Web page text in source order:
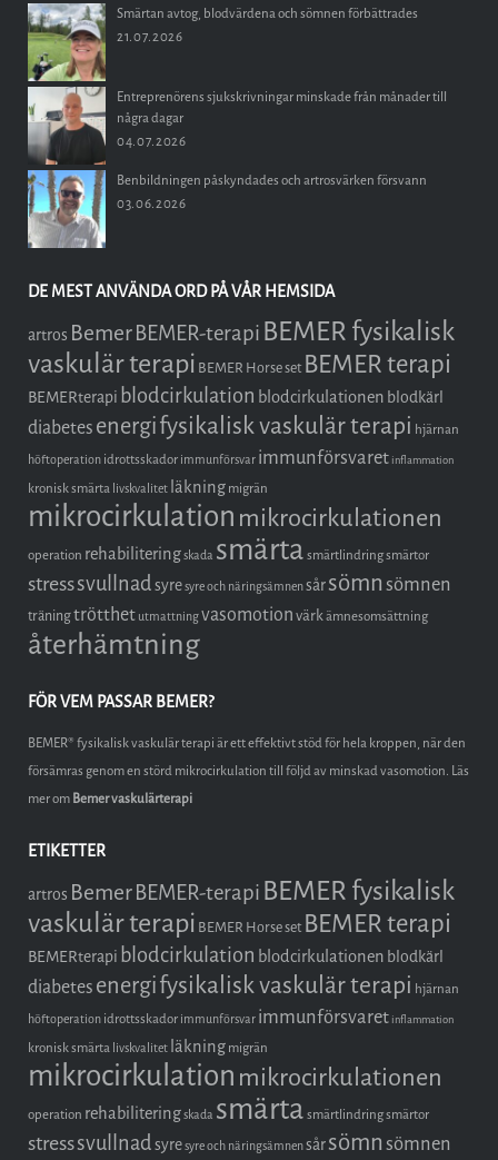
Smärtan avtog, blodvärdena och sömnen förbättrades
21.07.2026
Entreprenörens sjukskrivningar minskade från månader till
några dagar
04.07.2026
Benbildningen påskyndades och artrosvärken försvann
03.06.2026
DE MEST ANVÄNDA ORD PÅ VÅR HEMSIDA
artros BemerBEMER-terapi BEMER fysikalisk
vaskulär terapi BEMER Horse set BEMER terapi
BEMERterapi blodcirkulation blodcirkulationen blodkärl
diabetesenergifysikalisk vaskulär terapi hjärnan
höftoperation idrottsskador immunförsvar immunförsvaret inflammation
kronisk smärta livskvalitet läkningmigrän
mikrocirkulation mikrocirkulationen
operation rehabiliteringskada smärtasmärtlindringsmärtor
stresssvullnadsyresyre och näringsämnensårsömnsömnen
träningtrötthet utmattningvasomotionvärkämnesomsättning
återhämtning
FÖR VEM PASSAR BEMER?
BEMER® fysikalisk vaskulär terapi är ett effektivt stöd för hela kroppen, när den
försämras genom en störd mikrocirkulation till följd av minskad vasomotion. Läs
mer omBemer vaskulärterapi
ETIKETTER
artros BemerBEMER-terapi BEMER fysikalisk
vaskulär terapi BEMER Horse set BEMER terapi
BEMERterapi blodcirkulation blodcirkulationen blodkärl
diabetesenergifysikalisk vaskulär terapi hjärnan
höftoperation idrottsskador immunförsvar immunförsvaret inflammation
kronisk smärta livskvalitet läkningmigrän
mikrocirkulation mikrocirkulationen
operation rehabiliteringskada smärtasmärtlindringsmärtor
stresssvullnadsyresyre och näringsämnensårsömnsömnen